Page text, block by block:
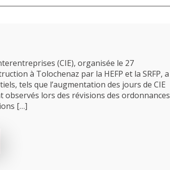
(CIE), organisée le 27
à Tolochenaz par la HEFP et la SRFP, a
tels que l’augmentation des jours de CIE
observés lors des révisions des ordonnances
[…]